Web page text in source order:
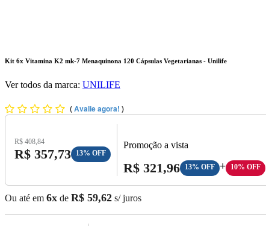
Kit 6x Vitamina K2 mk-7 Menaquinona 120 Cápsulas Vegetarianas - Unilife
Ver todos da marca: UNILIFE
(Avalie agora! )
Preço Original:
R$ 408,84
Preço com Desconto:
R$ 357,73 13% OFF
Promoção a vista
Preço A Vista:
R$ 321,96 13% OFF + 10% OFF
Ou até em 6x de R$ 59,62 s/ juros